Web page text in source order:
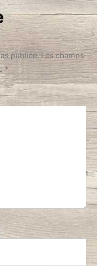
publiée. Les champs
*